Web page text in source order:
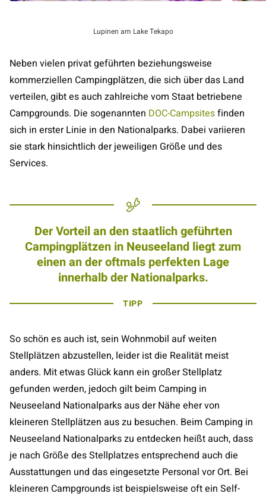
Lupinen am Lake Tekapo
Neben vielen privat geführten beziehungsweise
kommerziellen Campingplätzen, die sich über das Land
verteilen, gibt es auch zahlreiche vom Staat betriebene
Campgrounds. Die sogenannten DOC-Campsitesfinden
sich in erster Linie in den Nationalparks. Dabei variieren
sie stark hinsichtlich der jeweiligen Größe und des
Services.
Der Vorteil an den staatlich geführten
Campingplätzen in Neuseeland liegt zum
einen an der oftmals perfekten Lage
innerhalb der Nationalparks.
TIPP
So schön es auch ist, sein Wohnmobil auf weiten
Stellplätzen abzustellen, leider ist die Realität meist
anders. Mit etwas Glück kann ein großer Stellplatz
gefunden werden, jedoch gilt beim Camping in
Neuseeland Nationalparks aus der Nähe eher von
kleineren Stellplätzen aus zu besuchen. Beim Camping in
Neuseeland Nationalparks zu entdecken heißt auch, dass
je nach Größe des Stellplatzes entsprechend auch die
Ausstattungen und das eingesetzte Personal vor Ort. Bei
kleineren Campgrounds ist beispielsweise oft ein Self-